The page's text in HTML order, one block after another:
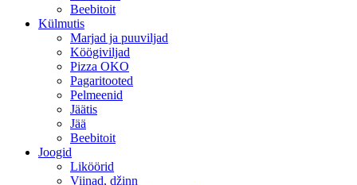
Beebitoit
Külmutis
Marjad ja puuviljad
Köögiviljad
Pizza OKO
Pagaritooted
Pelmeenid
Jäätis
Jää
Beebitoit
Joogid
Liköörid
Viinad, džinn